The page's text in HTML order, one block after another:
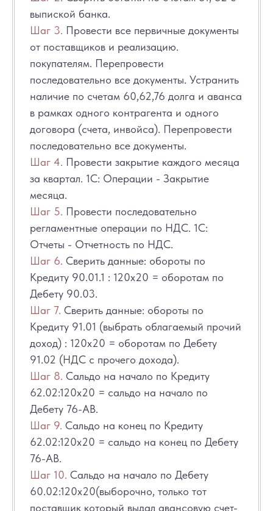
выпиской банка.
Шаг 3. Провести все первичные документы
от поставщиков и реализацию.
покупателям. Перепровести
последовательно все документы. Устранить
наличие по счетам 60,62,76 долга и аванса
в рамках одного контрагента и одного
договора (счета, инвойса). Перепровести
последовательно все документы.
Шаг 4. Провести закрытие каждого месяца
за квартал. 1С: Операции - Закрытие
месяца.
Шаг 5. Провести последовательно
регламентные операции по НДС. 1С:
Отчеты - Отчетность по НДС.
Шаг 6. Сверить данные: обороты по
Кредиту 90.01.1 : 120х20 = оборотам по
Дебету 90.03.
Шаг 7. Сверить данные: обороты по
Кредиту 91.01 (выбрать облагаемый прочий
доход) : 120х20 = оборотам по Дебету
91.02 (НДС с прочего дохода).
Шаг 8. Сальдо на начало по Кредиту
62.02:120х20 = сальдо на начало по
Дебету 76-АВ.
Шаг 9. Сальдо на конец по Кредиту
62.02:120х20 = сальдо на конец по Дебету
76-АВ.
Шаг 10. Сальдо на начало по Дебету
60.02:120х20(выборочно, только тот
поставщик который выдал авансовую счет-